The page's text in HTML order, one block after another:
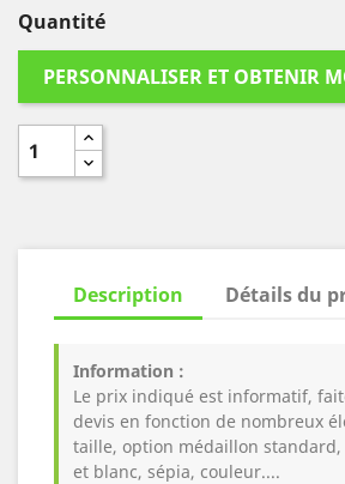
Quantité
PERSONNALISER ET OBTENIR
Description Détails du
Information :
Le prix indiqué est informatif,
devis en fonction de nombreux
taille, option médaillon
et blanc, sépia, couleur....